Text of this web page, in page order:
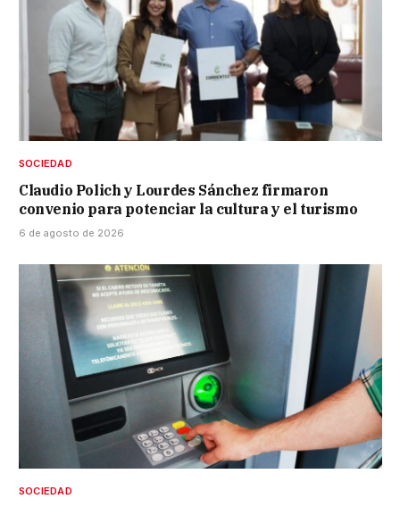
SOCIEDAD
Claudio Polich y Lourdes Sánchez firmaron
convenio para potenciar la cultura y el turismo
6 de agosto de 2026
SOCIEDAD